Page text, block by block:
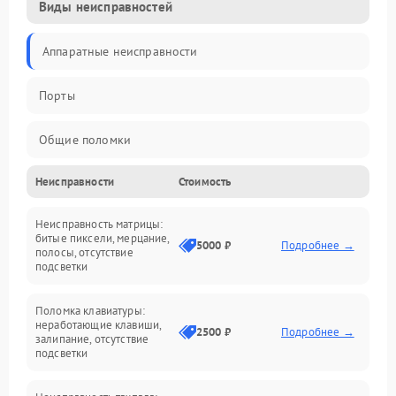
Виды неисправностей
Аппаратные неисправности
Порты
Общие поломки
Устройства
Программные ошибки
Электрические и системные сбои
Интерфейсные проблемы
Батарея
Неисправности Стоимость
Неисправность матрицы:
битые пиксели, мерцание,
полосы, отсутствие
подсветки
5000 ₽ Подробнее →
Поломка клавиатуры:
неработающие клавиши,
залипание, отсутствие
подсветки
2500 ₽ Подробнее →